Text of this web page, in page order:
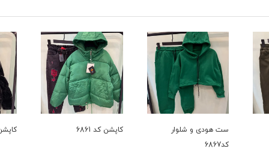
کاپشن کد 6861 کاپشن کد 6735 بافت